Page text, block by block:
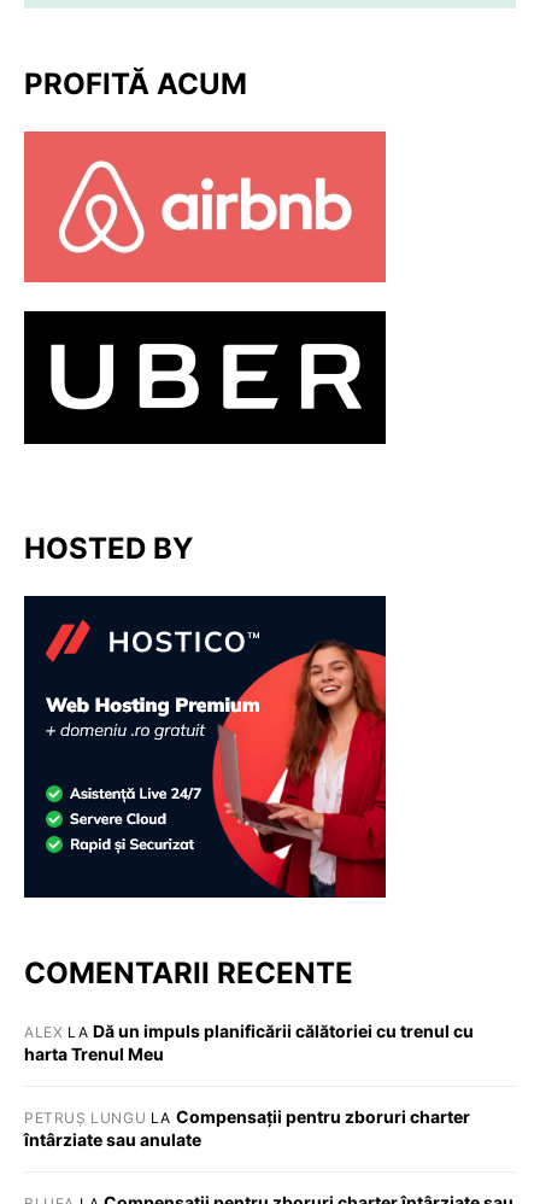
PROFITĂ ACUM
HOSTED BY
COMENTARII RECENTE
ALEX LA Dă un impuls planificării călătoriei cu trenul cu
harta Trenul Meu
PETRUȘ LUNGU LA Compensații pentru zboruri charter
întârziate sau anulate